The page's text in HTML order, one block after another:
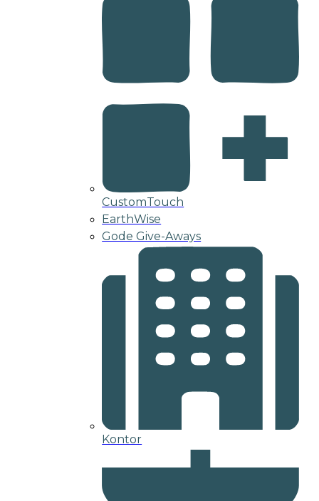
CustomTouch
EarthWise
Gode Give-Aways
Kontor